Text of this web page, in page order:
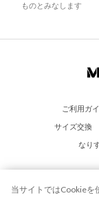
ものとみなします
ご利用ガ
サイズ交換
なり
当サイトではCookieを